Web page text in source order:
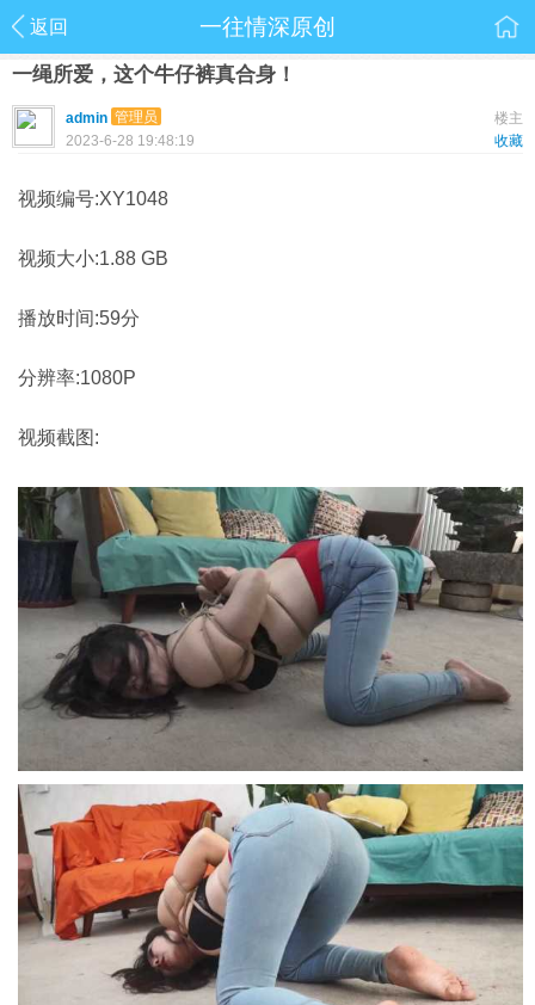
返回 一往情深原创
一绳所爱，这个牛仔裤真合身！
楼主
admin 管理员
收藏
2023-6-28 19:48:19
视频编号:XY1048
视频大小:1.88 GB
播放时间:59分
分辨率:1080P
视频截图: